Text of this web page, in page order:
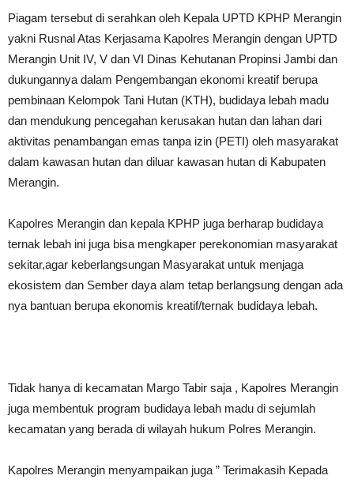
Piagam tersebut di serahkan oleh Kepala UPTD KPHP Merangin
yakni Rusnal Atas Kerjasama Kapolres Merangin dengan UPTD
Merangin Unit IV, V dan VI Dinas Kehutanan Propinsi Jambi dan
dukungannya dalam Pengembangan ekonomi kreatif berupa
pembinaan Kelompok Tani Hutan (KTH), budidaya lebah madu
dan mendukung pencegahan kerusakan hutan dan lahan dari
aktivitas penambangan emas tanpa izin (PETI) oleh masyarakat
dalam kawasan hutan dan diluar kawasan hutan di Kabupaten
Merangin.
Kapolres Merangin dan kepala KPHP juga berharap budidaya
ternak lebah ini juga bisa mengkaper perekonomian masyarakat
sekitar,agar keberlangsungan Masyarakat untuk menjaga
ekosistem dan Sember daya alam tetap berlangsung dengan ada
nya bantuan berupa ekonomis kreatif/ternak budidaya lebah.
Tidak hanya di kecamatan Margo Tabir saja , Kapolres Merangin
juga membentuk program budidaya lebah madu di sejumlah
kecamatan yang berada di wilayah hukum Polres Merangin.
Kapolres Merangin menyampaikan juga ” Terimakasih Kepada